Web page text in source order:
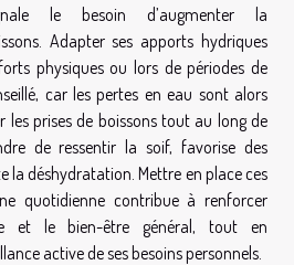
le besoin d’augmenter la
Adapter ses apports hydriques
physiques ou lors de périodes de
car les pertes en eau sont alors
les prises de boissons tout au long de
de ressentir la soif, favorise des
la déshydratation. Mettre en place ces
quotidienne contribue à renforcer
et le bien-être général, tout en
active de ses besoins personnels.